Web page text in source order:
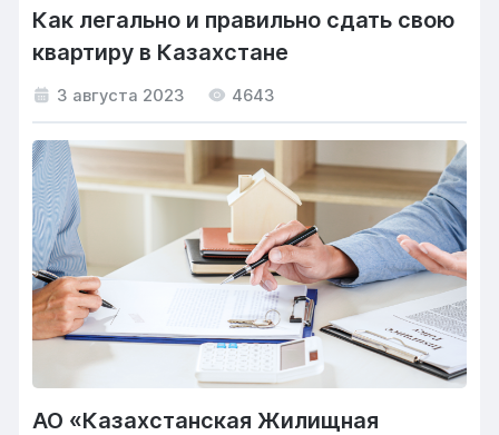
Как легально и правильно сдать свою
квартиру в Казахстане
3 августа 2023 4643
АО «Казахстанская Жилищная